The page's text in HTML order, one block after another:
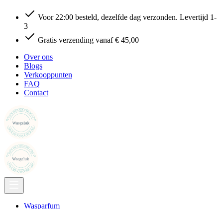
Voor 22:00 besteld, dezelfde dag verzonden. Levertijd 1-
3
Gratis verzending vanaf € 45,00
Over ons
Blogs
Verkooppunten
FAQ
Contact
Wasparfum